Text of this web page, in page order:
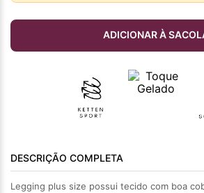
ADICIONAR À
DESCRIÇÃO COMPLETA
Legging plus size possui tecido com boa